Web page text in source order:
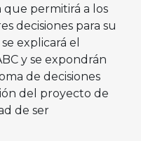
que permitirá a los
decisiones para su
explicará el
y se expondrán
de decisiones
del proyecto de
de ser